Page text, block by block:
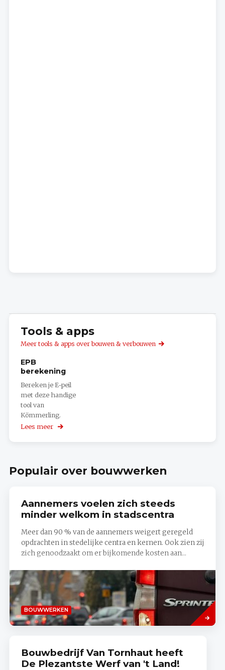
Tools & apps
Meer tools & apps over bouwen & verbouwen
EPB
berekening
Bereken je E-peil
met deze handige
tool van
Kömmerling.
Lees meer over
Populair over bouwwerken
Aannemers voelen zich steeds
minder welkom in stadscentra
Meer dan 90 % van de aannemers weigert geregeld
opdrachten in stedelijke centra en kernen. Ook zien zij
zich genoodzaakt om er bijkomende kosten aan...
BOUWWERKEN
Lees
meer
Bouwbedrijf Van Tornhaut heeft
De Plezantste Werf van 't Land!